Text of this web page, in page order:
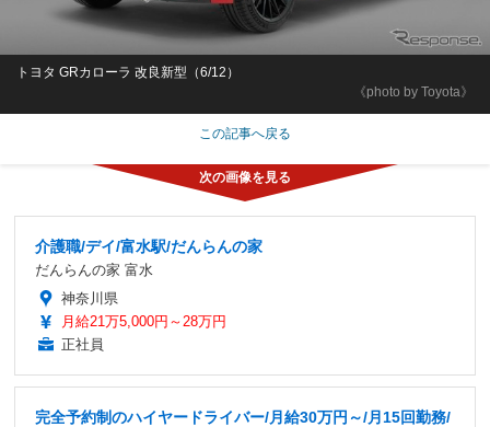
《photo by Toyota》
トヨタ GRカローラ 改良新型（6/12）
この記事へ戻る
介護職/デイ/富水駅/だんらんの家
だんらんの家 富水
神奈川県
月給21万5,000円～28万円
正社員
完全予約制のハイヤードライバー/月給30万円～/月15回勤務/